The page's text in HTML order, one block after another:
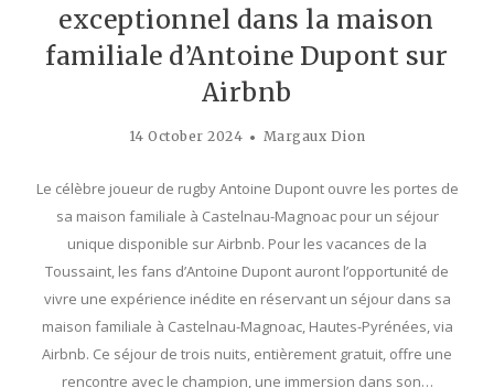
exceptionnel dans la maison
familiale d’Antoine Dupont sur
Airbnb
14 October 2024 Margaux Dion
Le célèbre joueur de rugby Antoine Dupont ouvre les portes de
sa maison familiale à Castelnau-Magnoac pour un séjour
unique disponible sur Airbnb. Pour les vacances de la
Toussaint, les fans d’Antoine Dupont auront l’opportunité de
vivre une expérience inédite en réservant un séjour dans sa
maison familiale à Castelnau-Magnoac, Hautes-Pyrénées, via
Airbnb. Ce séjour de trois nuits, entièrement gratuit, offre une
rencontre avec le champion, une immersion dans son…